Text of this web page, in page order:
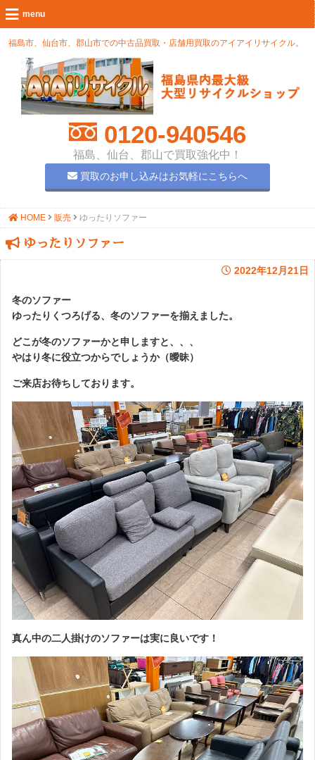
福島市、仙台市、郡山市での中古品買取・店舗用買取のアイアイリサイクル。
0120-940546
福島、仙台、郡山で買取強化中！
買取のお申し込みはお気軽にこちらへ
HOME 販売 ゆったりソファー
ゆったりソファー
2022年12月21日
冬のソファー
ゆったりくつろげる、冬のソファーを揃えました。
どこが冬のソファーかと申しますと、、、
やはり冬に役立つからでしょうか（曖昧）
ご来店お待ちしております。
真ん中の二人掛けのソファーは実に良いです！